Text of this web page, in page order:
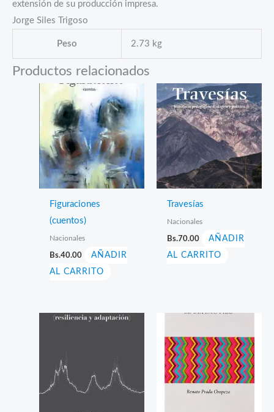
extensión de su producción impresa.
Jorge Siles Trigoso
Peso 2.73 kg
Productos relacionados
Figuraciones
(cuentos)
Nacionales
Bs.40.00
AÑADIR
AL CARRITO
Travesías
Nacionales
Bs.70.00
AÑADIR
AL CARRITO